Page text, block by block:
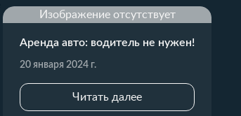
Изображение отсутствует
Аренда авто: водитель не нужен!
20 января 2024 г.
Читать далее